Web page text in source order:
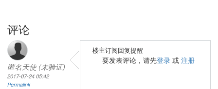
评论
匿名天使 (未验证)
2017-07-24 05:42
Permalink
楼主订阅回复提醒
要发表评论，请先登录 或 注册